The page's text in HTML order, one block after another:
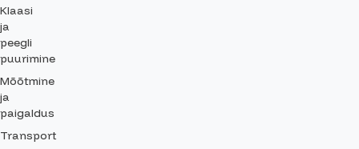
Klaasi
ja
peegli
puurimine
Mõõtmine
ja
paigaldus
Transport